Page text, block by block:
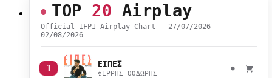
TOP 20 Airplay
Official IFPI Airplay Chart — 27/07/2026 –
02/08/2026
1 ΕΙΠΕΣ
ΦΕΡΡΗΣ ΘΟΔΩΡΗΣ
●